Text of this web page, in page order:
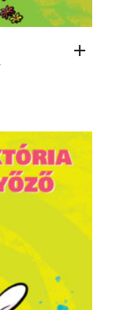
999 FT.
IS: 1 499 FT.